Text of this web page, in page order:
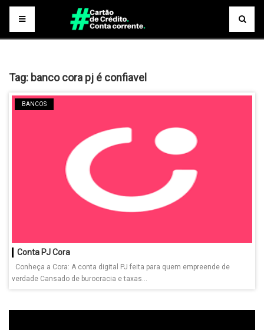
Tag: banco cora pj é confiavel
BANCOS
Conta PJ Cora
Conheça a Cora: A conta digital PJ feita para quem empreende de
verdade Cansado de burocracia e taxas...